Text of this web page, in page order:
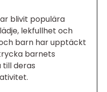
blivit populära
lekfullhet och
barn har upptäckt
barnets
till deras